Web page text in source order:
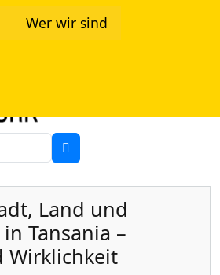
Wer wir sind
Land und
Tansania –
Wirklichkeit